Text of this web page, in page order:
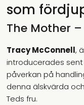
som
The Mother
Tracy McConnell,
introducerades
påverkan på
denna älskvärda
Teds fru.